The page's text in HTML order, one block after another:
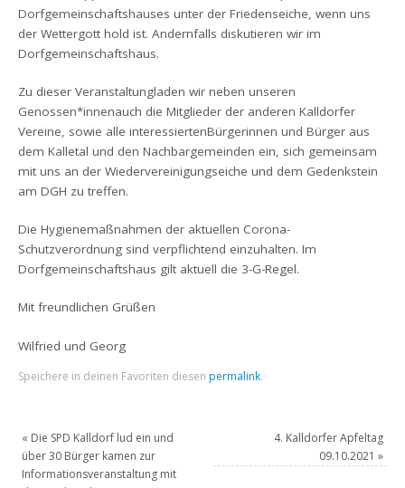
Dorfgemeinschaftshauses unter der Friedenseiche, wenn uns
der Wettergott hold ist. Andernfalls diskutieren wir im
Dorfgemeinschaftshaus.
Zu dieser Veranstaltungladen wir neben unseren
Genossen*innenauch die Mitglieder der anderen Kalldorfer
Vereine, sowie alle interessiertenBürgerinnen und Bürger aus
dem Kalletal und den Nachbargemeinden ein, sich gemeinsam
mit uns an der Wiedervereinigungseiche und dem Gedenkstein
am DGH zu treffen.
Die Hygienemaßnahmen der aktuellen Corona-
Schutzverordnung sind verpflichtend einzuhalten. Im
Dorfgemeinschaftshaus gilt aktuell die 3-G-Regel.
Mit freundlichen Grüßen
Wilfried und Georg
Speichere in deinen Favoriten diesen permalink.
« Die SPD Kalldorf lud ein und
über 30 Bürger kamen zur
Informationsveranstaltung mit
4. Kalldorfer Apfeltag
09.10.2021 »